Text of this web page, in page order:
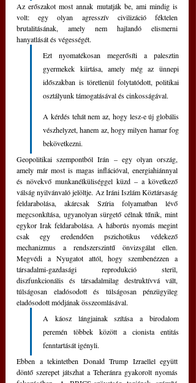
Az erőszakot most annak mutatják be, ami mindig is
volt: egy olyan agresszív civilizáció féktelen
brutalitásának, amely nem hajlandó elismerni
hanyatlását és végességét.
Ezt nyomatékosan megerősíti a palesztin
gyermekek kiirtása, amely még az ünnepi
időszakban is töretlenül folytatódott, politikai
osztályunk támogatásával és cinkosságával.
A kérdés tehát nem az, hogy lesz-e új globális
vészhelyzet, hanem az, hogy milyen hamar fog
bekövetkezni.
Geopolitikai szempontból Irán – egy olyan ország,
amely már most is magas inflációval, energiahiánnyal
és növekvő munkanélküliséggel küzd – a következő
válság nyilvánvaló jelöltje. Az Iráni Iszlám Köztársaság
feldarabolása, akárcsak Szíria folyamatban lévő
megcsonkítása, ugyanolyan sürgető célnak tűnik, mint
egykor Irak feldarabolása. A háborús nyomás megint
csak egy eredendően pszichotikus védekező
mechanizmus a rendszerszintű önvizsgálat ellen.
Megvédi a Nyugatot attól, hogy szembenézzen a
társadalmi-gazdasági reprodukció steril,
diszfunkcionális és társadalmilag destruktívvá vált,
túlságosan eladósodott és túlságosan pénzügyileg
eladósodott módjának összeomlásával.
A káosz lángjainak szítása a birodalom
peremén többek között a cionista entitás
fenntartását igényli.
Ebben a tekintetben Donald Trump Izraellel együtt
döntő szerepet játszhat a Teheránra gyakorolt nyomás